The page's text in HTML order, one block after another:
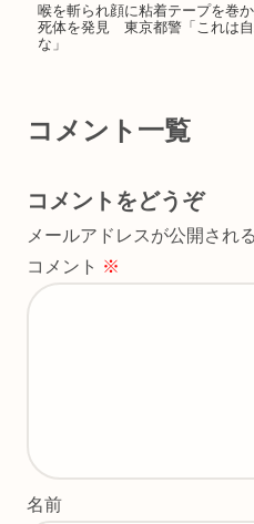
喉を斬られ顔に粘着テープを巻
死体を発見 東京都警「これは
な」
コメント一覧
コメントをどうぞ
メールアドレスが公開され
コメント ※
名前